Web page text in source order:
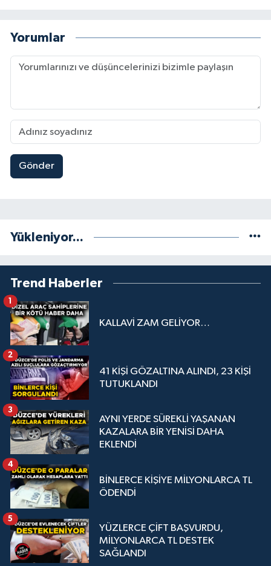
Yorumlar
Gönder
Yükleniyor...
Trend Haberler
KALLAVİ ZAM GELİYOR…
1
41 KİŞİ GÖZALTINA ALINDI, 23 KİŞİ
TUTUKLANDI
2
AYNI YERDE SÜREKLİ YAŞANAN
KAZALARA BİR YENİSİ DAHA
EKLENDİ
3
BİNLERCE KİŞİYE MİLYONLARCA TL
ÖDENDİ
4
YÜZLERCE ÇİFT BAŞVURDU,
MİLYONLARCA TL DESTEK
SAĞLANDI
5